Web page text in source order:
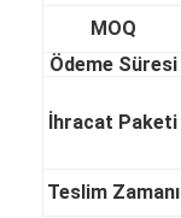
Evde
Ürün
MOQ
Ödeme Süresi
İhracat Paketi
Teslim Zamanı